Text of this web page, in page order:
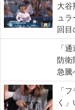
大
ュ
回目
「
防
急騰
「
く